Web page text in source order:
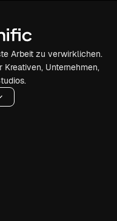
Arbeit zu verwirklichen.
Unternehmen,